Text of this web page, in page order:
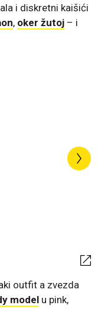
i diskretni kaišići
, oker žutoj – i
outfit a zvezda
model u pink,